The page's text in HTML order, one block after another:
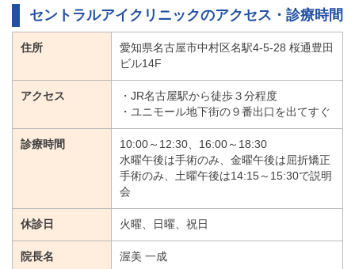
セントラルアイクリニックのアクセス・診療時間
住所
愛知県名古屋市中村区名駅4-5-28 桜通豊田
ビル14F
アクセス
・JR名古屋駅から徒歩３分程度
・ユニモール地下街の９番出口を出てすぐ
診療時間
10:00～12:30、16:00～18:30
水曜午後は手術のみ、金曜午後は屈折矯正
手術のみ、土曜午後は14:15～15:30で説明
会
休診日 火曜、日曜、祝日
院長名 渥美 一成